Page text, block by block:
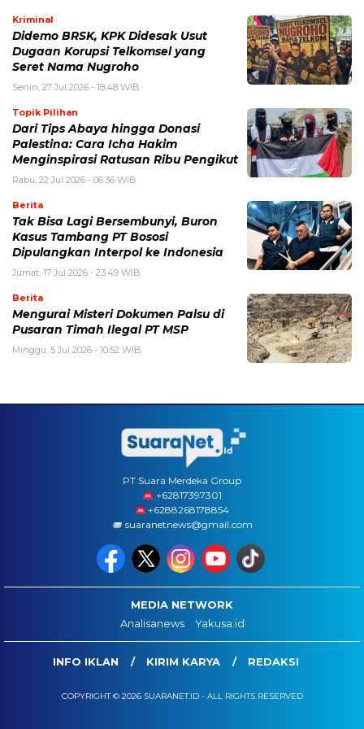
Kriminal
Didemo BRSK, KPK Didesak Usut
Dugaan Korupsi Telkomsel yang
Seret Nama Nugroho
Senin, 27 Jul 2026 - 18:48 WIB
Topik Pilihan
Dari Tips Abaya hingga Donasi
Palestina: Cara Icha Hakim
Menginspirasi Ratusan Ribu Pengikut
Rabu, 22 Jul 2026 - 06:36 WIB
Berita
Tak Bisa Lagi Bersembunyi, Buron
Kasus Tambang PT Bososi
Dipulangkan Interpol ke Indonesia
Jumat, 17 Jul 2026 - 23:49 WIB
Berita
Mengurai Misteri Dokumen Palsu di
Pusaran Timah Ilegal PT MSP
Minggu, 5 Jul 2026 - 10:52 WIB
PT Suara Merdeka Group
‪+62817397301
+6288268178854
suaranetnews@gmail.com
MEDIA NETWORK
Analisanews
Yakusa.id
INFO IKLAN KIRIM KARYA REDAKSI
COPYRIGHT © 2026 SUARANET.ID - ALL RIGHTS RESERVED